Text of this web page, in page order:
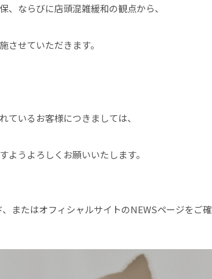
、ならびに店頭混雑緩和の観点から、
させていただきます。
ているお客様につきましては、
ようよろしくお願いいたします。
またはオフィシャルサイトのNEWSページをご確